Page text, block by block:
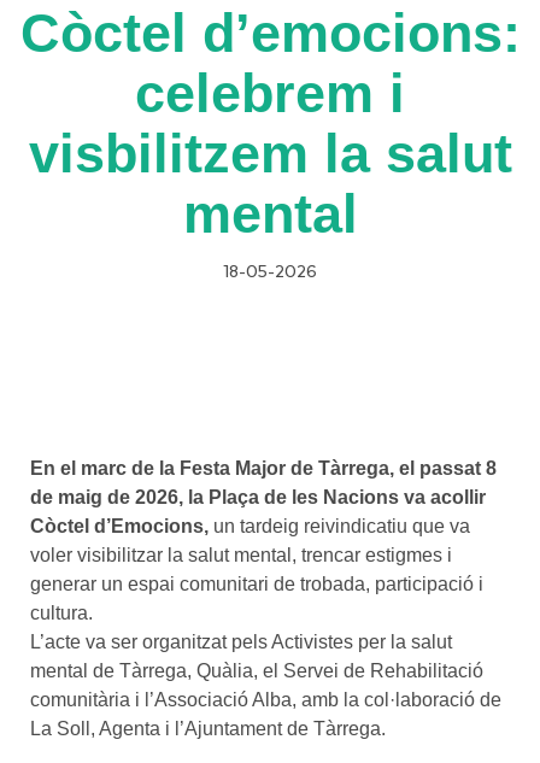
Còctel d’emocions:
celebrem i
visbilitzem la salut
mental
18-05-2026
En el marc de la Festa Major de Tàrrega, el passat 8
de maig de 2026, la Plaça de les Nacions va acollir
Còctel d’Emocions, un tardeig reivindicatiu que va
voler visibilitzar la salut mental, trencar estigmes i
generar un espai comunitari de trobada, participació i
cultura.
L’acte va ser organitzat pels Activistes per la salut
mental de Tàrrega, Quàlia, el Servei de Rehabilitació
comunitària i l’Associació Alba, amb la col·laboració de
La Soll, Agenta i l’Ajuntament de Tàrrega.